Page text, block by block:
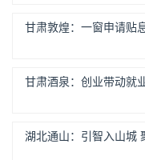
甘肃敦煌：一窗申请贴
甘肃酒泉：创业带动就
湖北通山：引智入山城